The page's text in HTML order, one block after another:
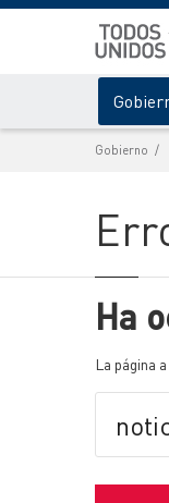
Gobierno
Ha
La página